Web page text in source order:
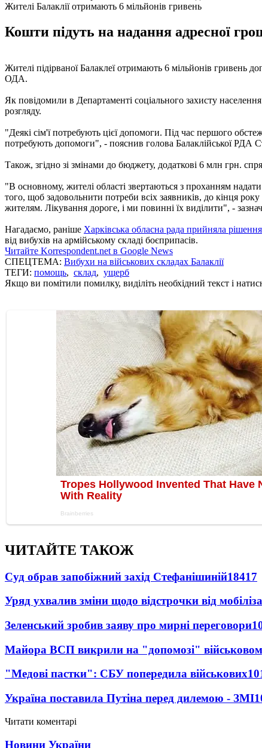
Жителі Балаклії отримають 6 мільйонів гривень
Кошти підуть на надання адресної
Жителі підірваної Балаклеї отримають 6 мільйонів гривень
ОДА.
Як повідомили в Департаменті соціального захисту
розгляду.
"Деякі сім'ї потребують цієї допомоги. Під час першого
потребують допомоги", - пояснив голова Балаклійської РДА
Також, згідно зі змінами до бюджету, додаткові 6 млн грн.
"В основному, жителі області звертаються з проханням
того, щоб задовольнити потреби всіх заявників, до кінця
жителям. Лікування дороге, і ми повинні їх виділити", -
Нагадаємо, раніше Харківська обласна рада прийняла
від вибухів на армійському складі боєприпасів.
Читайте Korrespondent.net в Google News
СПЕЦТЕМА: Вибухи на військових складах Балаклії
ТЕГИ: помощь, склад, ущерб
Якщо ви помітили помилку, виділіть необхідний текст і
ЧИТАЙТЕ ТАКОЖ
Суд обрав запобіжний захід Стефанішиній18417
Уряд ухвалив зміни щодо відстрочки від
Зеленський зробив заяву про мирні переговори
Майора ВСП викрили на "допомозі"
"Медові пастки": СБУ попередила військових
Україна поставила Путіна перед дилемою - ЗМІ
Читати коментарі
Новини України